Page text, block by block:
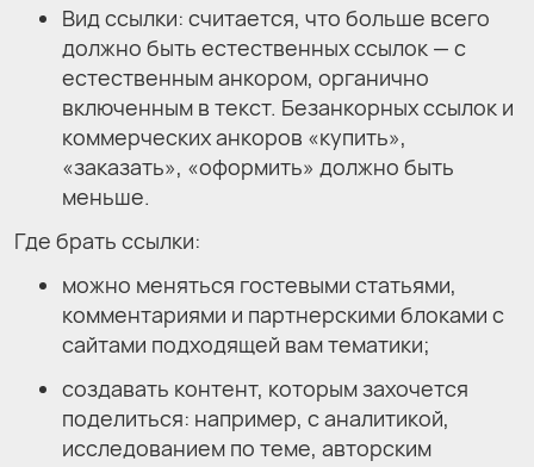
Вид ссылки: считается, что больше всего
должно быть естественных ссылок — с
естественным анкором, органично
включенным в текст. Безанкорных ссылок и
коммерческих анкоров «купить»,
«заказать», «оформить» должно быть
меньше.
Где брать ссылки:
можно меняться гостевыми статьями,
комментариями и партнерскими блоками с
сайтами подходящей вам тематики;
создавать контент, которым захочется
поделиться: например, с аналитикой,
исследованием по теме, авторским